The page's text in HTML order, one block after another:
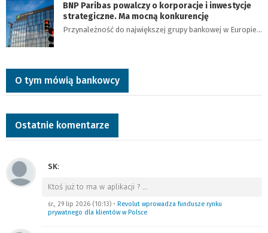
BNP Paribas powalczy o korporacje i inwestycje
strategiczne. Ma mocną konkurencję
Przynależność do największej grupy bankowej w Europie…
O tym mówią bankowcy
Ostatnie komentarze
SK:
Ktoś już to ma w aplikacji ? …
śr., 29 lip 2026 (10:13) • Revolut wprowadza fundusze rynku
prywatnego dla klientów w Polsce